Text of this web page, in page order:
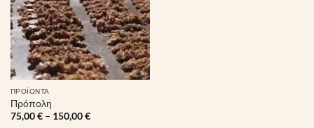
ΠΡΟΪΌΝΤΑ
Πρόπολη
75,00€ – 150,00€Price